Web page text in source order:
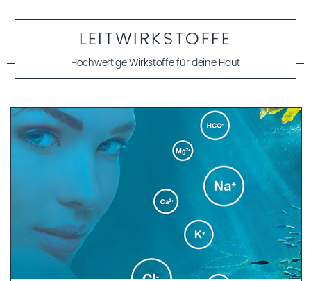
LEITWIRKSTOFFE
Hochwertige Wirkstoffe für deine Haut